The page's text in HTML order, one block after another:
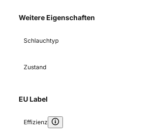
Weitere Eigenschaften
Schlauchtyp
Zustand
EU Label
Effizienz